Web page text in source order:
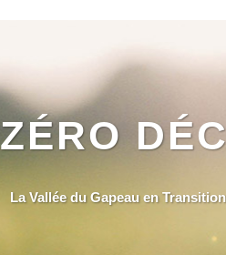
ZÉRO
La Vallée du Gapeau en Transition